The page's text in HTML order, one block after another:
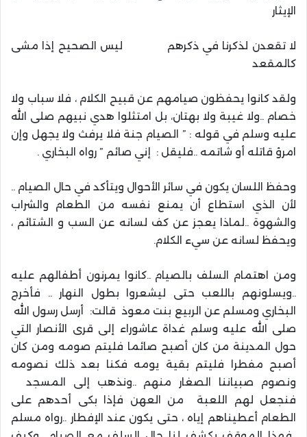
الإيثار
لا تقعدن لذكرنا في ذكرهم ليس الصحيح إذا مشى
كالمقعد
ولقد كانوا يحفظون صيامهم عن قبيح الكلام ، فلا سباب ولا
خصام ..ولا غيبة ولا بهتان، بل امتثلوا هدي نبيهم صلى الله
عليه وسلم في قوله : ” الصيام جنة فلا يرفث ولا يجهل وإن
امرؤ قاتله أو شاتمه ..فليقل : إني صائم ” رواه البخاري .
وحفظ اللسان يكون في سائر الأحوال ويتأكد في حال الصيام ..
لأن الذي استطاع أن يمنع نفسه من الطعام والشراب
والشهوة ..لماذا يعجز عن كف لسانه عن السب و الشتائم ،
ويحفظ لسانه عن سيء الكلام.
ومن اهتمام السلف بالصيام ..كانوا يمرنون أطفالهم عليه
..ويسلونهم باللعب حتى ليشعروا بطول النهار .. فأخرج
البخاري ومسلم عن الربيع بنت معوذ قالت: أرسل رسول الله
صلى الله عليه وسلم غداة عاشوراء إلى قرى الأنصار التي
حول المدينة من كان أصبح صائما فليتم صومه ومن كان
أصبح مفطرا فليتم بقية يومه فكنا بعد ذلك نصومه
ونصوم صبياننا الصغار منهم ..ونذهب إلى المسجد
فنجعل لهم اللعبة من العهن فإذا بكى أحدهم على
الطعام أعطيناهم إياه ، حتى يكون عند الإفطار ..رواه مسلم